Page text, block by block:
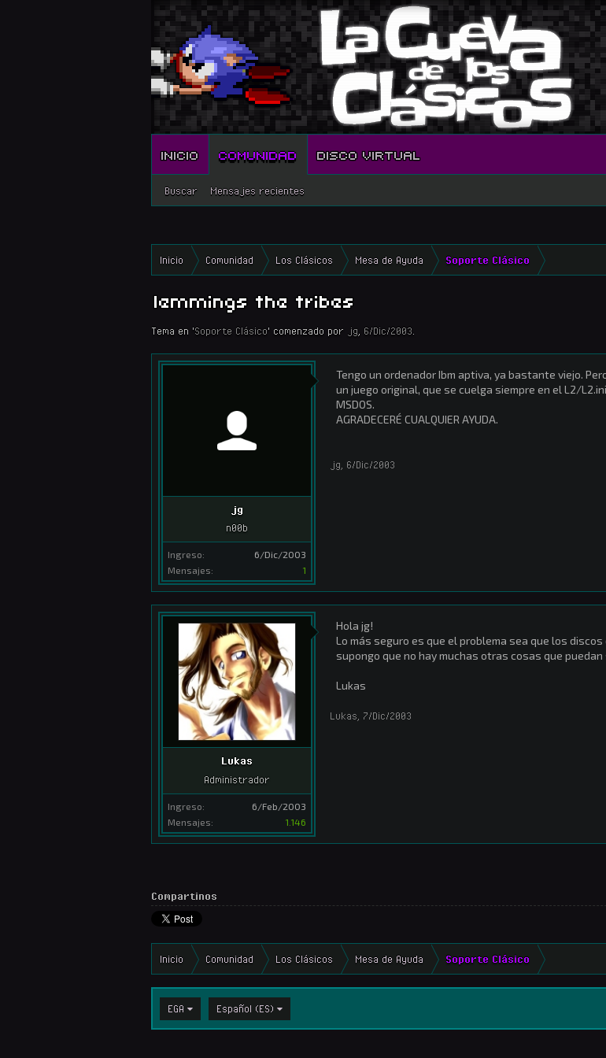
INICIO COMUNIDAD
Buscar Mensajes recientes
DISCO VIRTUAL
Inicio Comunidad Los Clásicos Mesa de Ayuda Soporte Clásico
lemmings the tribes
Tema en 'Soporte Clásico' comenzado por jg 6/Dic/2003
jg
n00b
Ingreso:
6/Dic/2003
Mensajes:
1
Tengo un ordenador Ibm aptiva, ya bastante viejo.
un juego original, que se cuelga siempre en el L2/
MSDOS.
AGRADECERÉ CUALQUIER AYUDA.
jg 6/Dic/2003
Lukas
Administrador
Ingreso:
6/Feb/2003
Mensajes:
1.146
Hola jg!
Lo más seguro es que el problema sea que los
supongo que no hay muchas otras cosas que puedan
Lukas
Lukas, 7/Dic/2003
Compartinos
Inicio Comunidad Los Clásicos Mesa de Ayuda Soporte Clásico
EGA Español (ES)